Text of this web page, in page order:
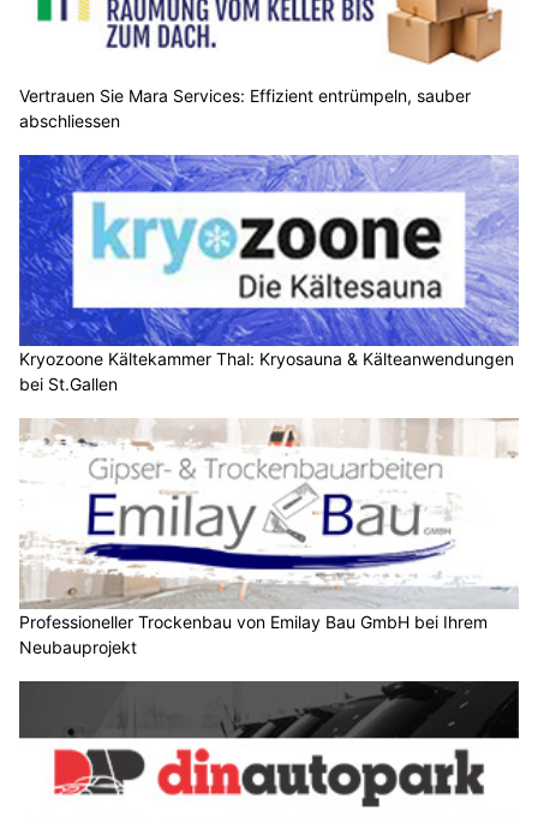
Vertrauen Sie Mara Services: Effizient entrümpeln, sauber
abschliessen
Kryozoone Kältekammer Thal: Kryosauna & Kälteanwendungen
bei St.Gallen
Professioneller Trockenbau von Emilay Bau GmbH bei Ihrem
Neubauprojekt